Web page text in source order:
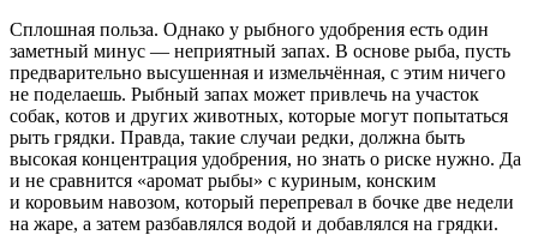
Сплошная польза. Однако у рыбного удобрения есть один
заметный минус — неприятный запах. В основе рыба, пусть
предварительно высушенная и измельчённая, с этим ничего
не поделаешь. Рыбный запах может привлечь на участок
собак, котов и других животных, которые могут попытаться
рыть грядки. Правда, такие случаи редки, должна быть
высокая концентрация удобрения, но знать о риске нужно. Да
и не сравнится «аромат рыбы» с куриным, конским
и коровьим навозом, который перепревал в бочке две недели
на жаре, а затем разбавлялся водой и добавлялся на грядки.